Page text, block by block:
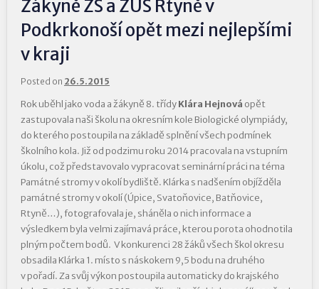
Žákyně ZŠ a ZUŠ Rtyně v
Podkrkonoší opět mezi nejlepšími
v kraji
Posted on 26.5.2015
Rok uběhl jako voda a žákyně 8. třídyKlára Hejnová opět
zastupovala naši školu na okresním kole Biologické olympiády,
do kterého postoupila na základě splnění všech podmínek
školního kola. Již od podzimu roku 2014 pracovala na vstupním
úkolu, což představovalo vypracovat seminární práci na téma
Památné stromy v okolí bydliště. Klárka s nadšením objížděla
památné stromy v okolí (Úpice, Svatoňovice, Batňovice,
Rtyně…), fotografovala je, sháněla o nich informace a
výsledkem byla velmi zajímavá práce, kterou porota ohodnotila
plným počtem bodů. V konkurenci 28 žáků všech škol okresu
obsadila Klárka 1. místo s náskokem 9,5 bodu na druhého
v pořadí. Za svůj výkon postoupila automaticky do krajského